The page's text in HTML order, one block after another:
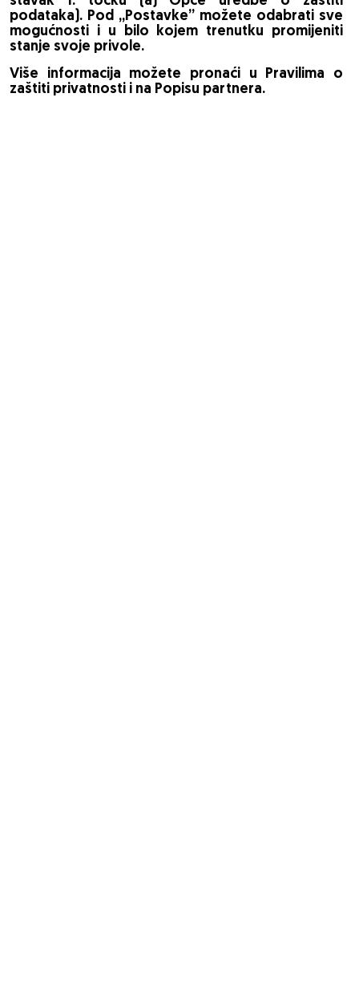
podataka). Pod „Postavke” možete odabrati sve
mogućnosti i u bilo kojem trenutku promijeniti
stanje svoje privole.
Više informacija možete pronaći u Pravilima o
zaštiti privatnosti i na Popisu partnera.